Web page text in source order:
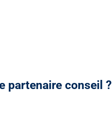
partenaire conseil ?